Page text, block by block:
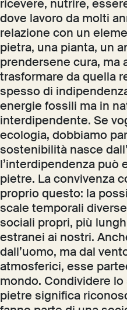
ricevere, nutrire,
dove lavoro da molti
relazione con un
pietra, una pianta, un
prendersene cura, ma
trasformare da quella
spesso di
energie fossili ma in
interdipendente. Se
ecologia, dobbiamo
sostenibilità nasce
l’interdipendenza può
pietre. La convivenza
proprio questo: la
scale temporali
sociali propri, più
estranei ai nostri.
dall’uomo, ma dal
atmosferici, esse
mondo. Condividere
pietre significa